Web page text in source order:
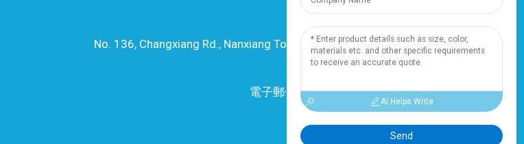
資源
No. 136, Changxiang Rd., Nanxiang Town, 201802, Shanghai, China
電話：+86 18019377761
電子郵件：info@dingzuncable.com
AI Helps Write
Send